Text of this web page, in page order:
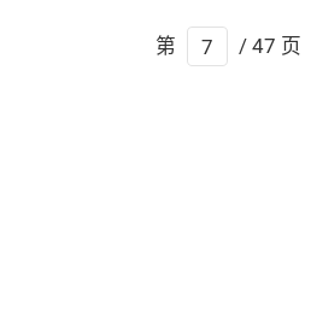
第 / 47 页